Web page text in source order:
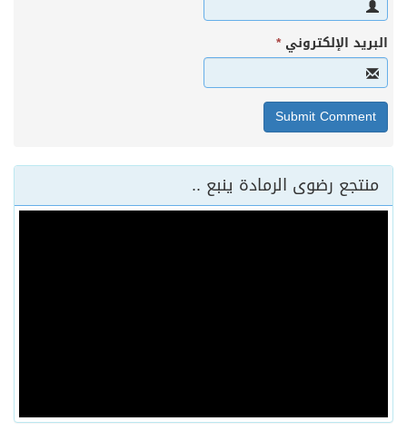
البريد الإلكتروني*
منتجع رضوى الرمادة ينبع ..